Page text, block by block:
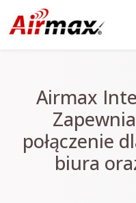
Airmax
połączenie
biura